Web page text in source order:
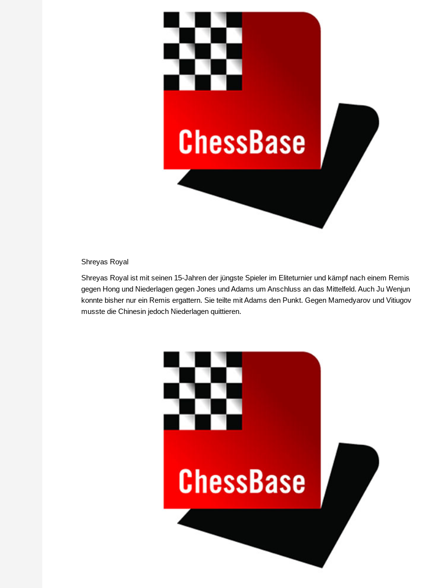
Shreyas Royal
Shreyas Royal ist mit seinen 15-Jahren der jüngste Spieler im Eliteturnier und kämpf nach einem Remis
gegen Hong und Niederlagen gegen Jones und Adams um Anschluss an das Mittelfeld. Auch Ju Wenjun
konnte bisher nur ein Remis ergattern. Sie teilte mit Adams den Punkt. Gegen Mamedyarov und Vitiugov
musste die Chinesin jedoch Niederlagen quittieren.